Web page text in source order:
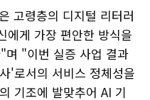
고령층의 디지털 리터러
에게 가장 편안한 방식을
며 "이번 실증 사업 결과
'로서의 서비스 정체성을
기조에 발맞추어 AI 기